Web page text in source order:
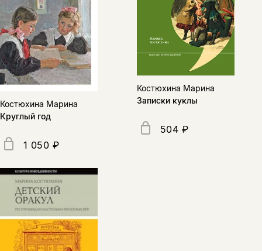
Костюхина Марина
Круглый год
1 050 ₽
Костюхина Марина
Записки куклы
504 ₽
Копировать
ссылку
Телеграм Дзен